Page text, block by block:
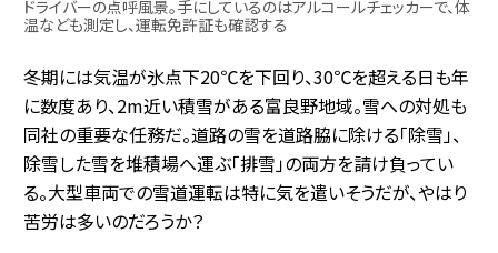
ドライバーの点呼風景。手にしているのはアルコールチェッカーで、体
温なども測定し、運転免許証も確認する
冬期には気温が氷点下20℃を下回り、30℃を超える日も年
に数度あり、2m近い積雪がある富良野地域。雪への対処も
同社の重要な任務だ。道路の雪を道路脇に除ける「除雪」、
除雪した雪を堆積場へ運ぶ「排雪」の両方を請け負ってい
る。大型車両での雪道運転は特に気を遣いそうだが、やはり
苦労は多いのだろうか？